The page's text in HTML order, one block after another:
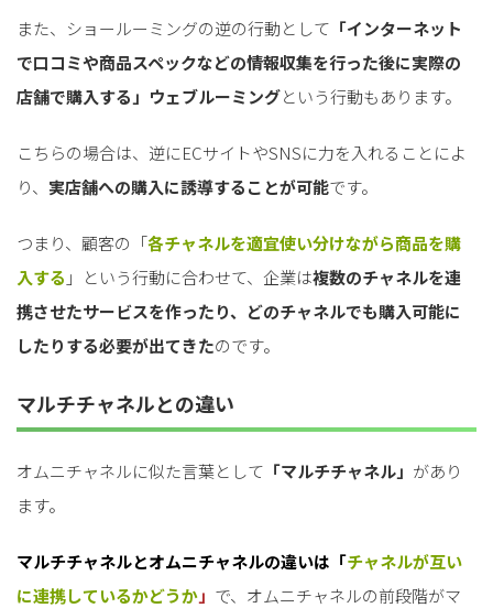
また、ショールーミングの逆の行動として 「インターネット
で口コミや商品スペックなどの情報収集を行った後に実際の
店舗で購入する」ウェブルーミングという行動もあります。
こちらの場合は、逆にECサイトやSNSに力を入れることによ
り、 実店舗への購入に誘導することが可能です。
つまり、顧客の「各チャネルを適宜使い分けながら商品を購
入する 」という行動に合わせて、企業は複数のチャネルを連
携させたサービスを作ったり、どのチャネルでも購入可能に
したりする必要が出てきたのです。
マルチチャネルとの違い
オムニチャネルに似た言葉として 「マルチチャネル」 があり
ます。
マルチチャネルとオムニチャネルの違いは「チャネルが互い
に連携しているかどうか」 で、オムニチャネルの前段階がマ